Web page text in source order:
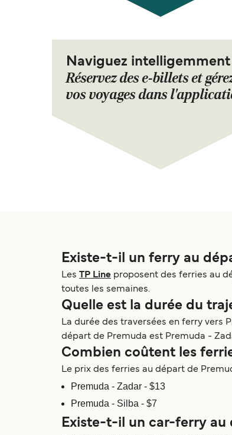
Naviguez intelligemment
Réservez des e-billets et
vos voyages dans
Existe-t-il un ferry au
Les TP Line proposent des ferries au
toutes les semaines.
Quelle est la durée du
La durée des traversées en ferry vers
départ de Premuda est Premuda -
Combien coûtent les
Le prix des ferries au départ de
Premuda - Zadar - $13
Premuda - Silba - $7
Existe-t-il un car-ferry au